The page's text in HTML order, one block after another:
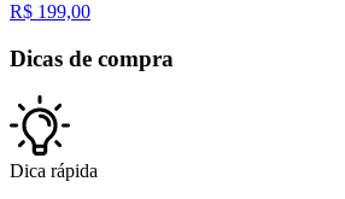
R$ 199,00
Dicas de compra
Dica rápida